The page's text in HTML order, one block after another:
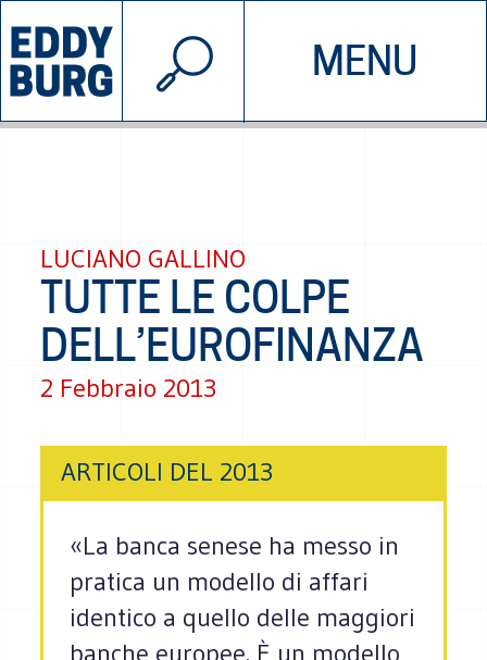
MENU
INIZIATIVE CHI SIAMO
© 2026 EDDYBURG
LUCIANO GALLINO
TUTTE LE COLPE
DELL’EUROFINANZA
2 Febbraio 2013
ARTICOLI DEL 2013
«La banca senese ha messo in
pratica un modello di affari
identico a quello delle maggiori
banche europee. È un modello